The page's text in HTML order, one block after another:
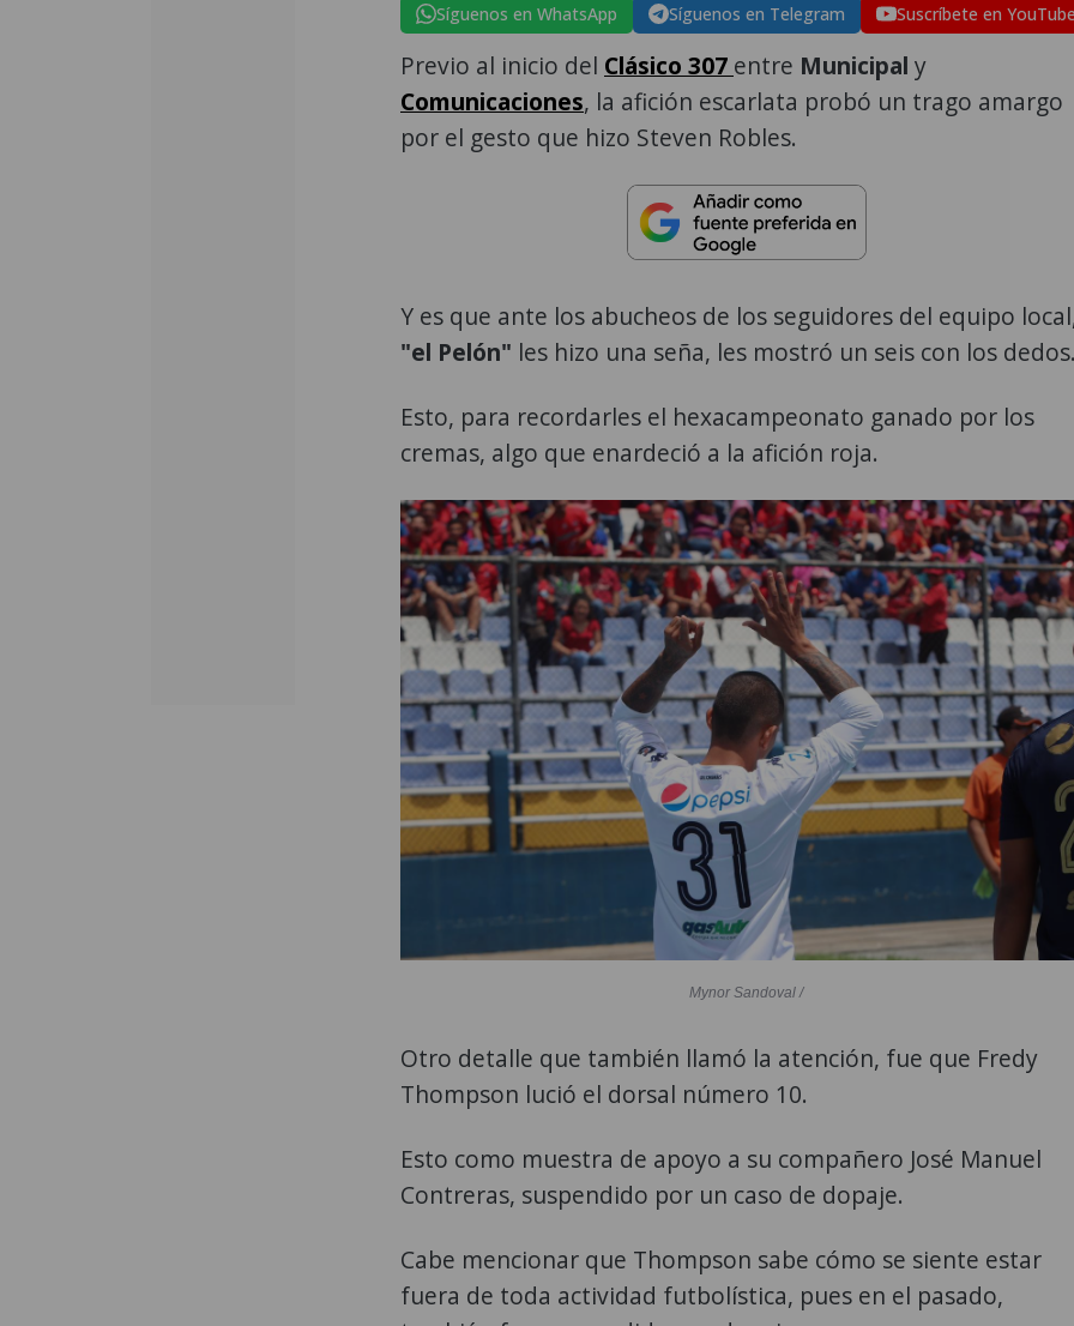
Síguenos en WhatsApp Síguenos en Telegram Suscríbete en
Previo al inicio del Clásico 307 entre Municipal y
Comunicaciones, la afición escarlata probó un trago amargo
por el gesto que hizo Steven Robles.
Y es que ante los abucheos de los seguidores del equipo
"el Pelón" les hizo una seña, les mostró un seis con los
Esto, para recordarles el hexacampeonato ganado por los
cremas, algo que enardeció a la afición roja.
Mynor Sandoval /
Otro detalle que también llamó la atención, fue que Fredy
Thompson lució el dorsal número 10.
Esto como muestra de apoyo a su compañero José Manuel
Contreras, suspendido por un caso de dopaje.
Cabe mencionar que Thompson sabe cómo se siente estar
fuera de toda actividad futbolística, pues en el pasado,